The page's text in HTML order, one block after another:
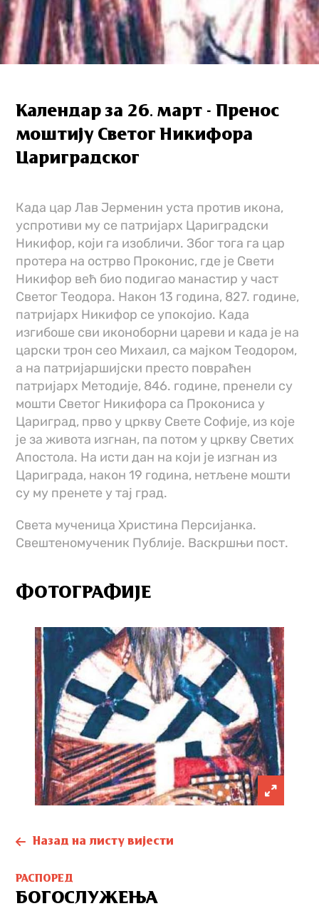
Календар за 26. март - Пренос
моштију Светог Никифора
Цариградског
Када цар Лав Јерменин уста против икона,
успротиви му се патријарх Цариградски
Никифор, који га изобличи. Због тога га цар
протера на острво Проконис, где је Свети
Никифор већ био подигао манастир у част
Светог Теодора. Након 13 година, 827. године,
патријарх Никифор се упокојио. Када
изгибоше сви иконоборни цареви и када је на
царски трон сео Михаил, са мајком Теодором,
а на патријаршијски престо повраћен
патријарх Методије, 846. године, пренели су
мошти Светог Никифора са Прокониса у
Цариград, прво у цркву Свете Софије, из које
је за живота изгнан, па потом у цркву Светих
Апостола. На исти дан на који је изгнан из
Цариграда, након 19 година, нетљене мошти
су му пренете у тај град.
Света мученица Христина Персијанка.
Свештеномученик Публије. Васкршњи пост.
ФОТОГРАФИЈЕ
Назад на листу вијести
РАСПОРЕД
БОГОСЛУЖЕЊА